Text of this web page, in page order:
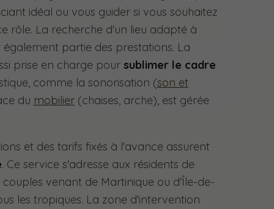
idéal ou vous guider si vous souhaitez
rôle. La recherche d'un lieu adapté à
partie des prestations. La
prise en charge pour sublimer le cadre
comme la sonorisation (son et
du mobilier(chaises, arche), est gérée
et des tarifs fixés à l'avance assurent
. Ce service s'adresse aux résidents de
venant de Martinique ou d'Île-de-
les tropiques. La zone d'intervention